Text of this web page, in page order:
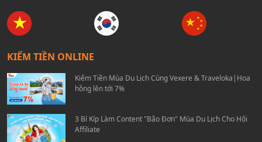
KIẾM TIỀN ONLINE
Kiếm Tiền Mùa Du Lịch Cùng Vexere & Traveloka|Hoa
hồng lên tới 7%
3 Bí Kíp Làm Content "Bão Đơn" Mùa Du Lịch Cho Hội
Affiliate